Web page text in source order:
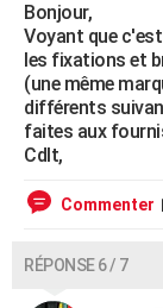
Bonjour,
Voyant que
les fixations et
(une même
différents
faites aux
Cdlt,
Commenter
RÉPONSE 6 / 7